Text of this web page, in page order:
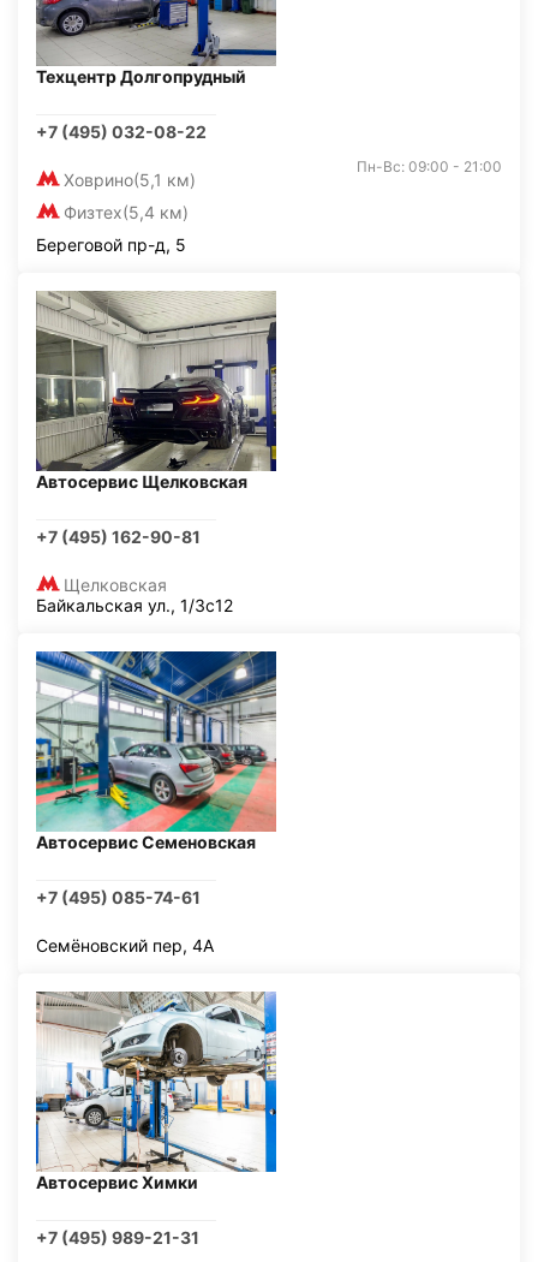
Техцентр Долгопрудный
+7 (495) 032-08-22
Ховрино(5,1 км)
Физтех(5,4 км)
Пн-Вс: 09:00 - 21:00
Береговой пр-д, 5
Автосервис Щелковская
+7 (495) 162-90-81
Щелковская
Байкальская ул., 1/3с12
Автосервис Семеновская
+7 (495) 085-74-61
Семёновский пер, 4А
Автосервис Химки
+7 (495) 989-21-31